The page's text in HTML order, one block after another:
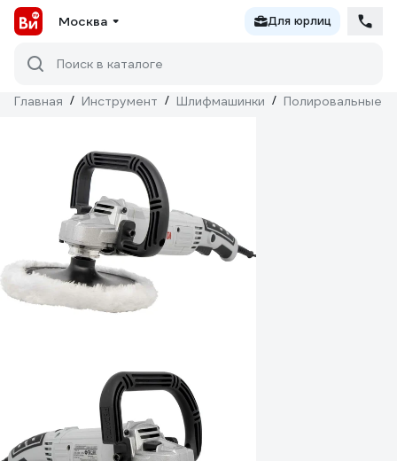
Москва Для юрлиц
Поиск в каталоге
Главная / Инструмент / Шлифмашинки / Полировальные